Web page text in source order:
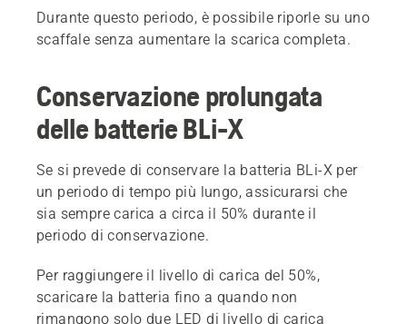
Durante questo periodo, è possibile riporle su uno
scaffale senza aumentare la scarica completa.
Conservazione prolungata
delle batterie BLi-X
Se si prevede di conservare la batteria BLi-X per
un periodo di tempo più lungo, assicurarsi che
sia sempre carica a circa il 50% durante il
periodo di conservazione.
Per raggiungere il livello di carica del 50%,
scaricare la batteria fino a quando non
rimangono solo due LED di livello di carica